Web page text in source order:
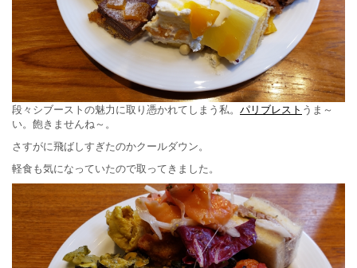
段々シブーストの魅力に取り憑かれてしまう私。 パリブレスト うま～
い。飽きませんね～。
さすがに飛ばしすぎたのかクールダウン。
軽食も気になっていたので取ってきました。